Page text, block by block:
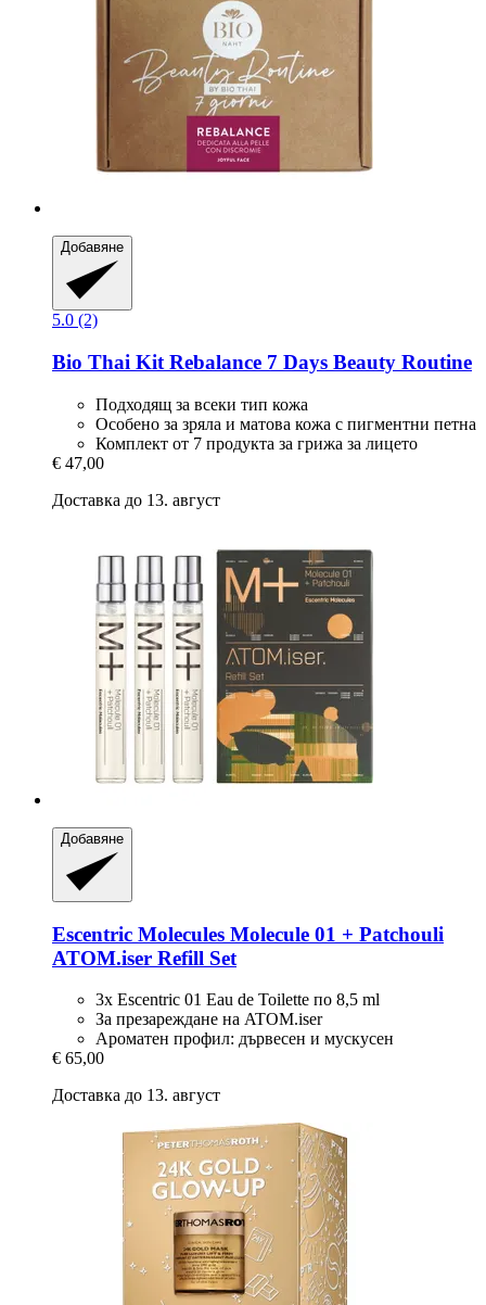
Добавяне
5.0 (2)
Bio Thai Kit Rebalance 7 Days Beauty Routine
Подходящ за всеки тип кожа
Особено за зряла и матова кожа с пигментни петна
Комплект от 7 продукта за грижа за лицето
€ 47,00
Доставка до 13. август
Добавяне
Escentric Molecules Molecule 01 + Patchouli
ATOM.iser Refill Set
3x Escentric 01 Eau de Toilette по 8,5 ml
За презареждане на ATOM.iser
Ароматен профил: дървесен и мускусен
€ 65,00
Доставка до 13. август